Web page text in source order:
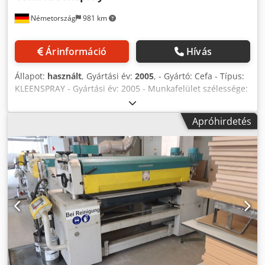
festékfelfogók: 2 db - Beépített permetezőfejek száma: 4 db
Permetezőfejek típusa: Kremlin Airmix AVX - Airmix
permetezőrendszer - Lakkpumpák száma: 1 db - Szivattyú
gyártója: Wagner Cobra 40/25 - Hossz: 3630 mm -
Szélesség: 3450 + 990 mm - Teljes csatlakoztatási
teljesítmény: 16 kW - Helyszín, nincs raktáron -
Feszültségingadozás max.: +/- 5% Poz. 3 Kivezető
hengerszalag: - Gyártó: Venjakob - Típus: Hengerszalag -
Gyártási év: 2014 - Sebesség: kb. 2,5–5 m/perc - Maximális
terhelés: 15 kg/m - Hossz: 2000 mm - Hengerek közötti
távolság: 150 m - Frekvenciaváltóval vezérelt *A képek csak
példák, nem az eredeti termék ábrázolása*
Németország 981 km
Árinformáció Hívás
Állapot: használt, Gyártási év: 2005, - Gyártó: Cefa - Típus:
KLEENSPRAY - Gyártási év: 2005 - Munkafelület szélessége:
1200 mm - Munkafelület magassága: 900 mm + - 20 mm -
Kezelőoldal: jobb - Ár: felújított gép esetén -
Fegyvermeghajtás: Duo kivitel - Magasságban állítható
permetezőfejek - Száraz elszívás - Elszívócső átmérő: 490 x
350 mm - Légáramlás: ~6500 m³/h - Papírtekercses
szállítórendszer - Adagolási sebesség, fokozatmentesen
szabályozható: 1,5 - 7 m/perc - PLC vezérlés
érintőképernyővel - Beépített permetezőfejek száma: 4 db -
Festékszivattyúk száma: 1 db - Alkalmas oldószeres
festékekhez - Alkalmas vízbázisú festékekhez - Hossz: 4300
mm - Szélesség: 3360 mm + 1850 mm - Magasság: 2700
mm - Teljes csatlakozási teljesítmény: ~7,1 kW / 28,6 A -
Feszültség, frekvencia: 400 / 50 - Helyszín: raktárban -
Feszültségingadozás max.: +/- 5% Dodpfxsxnbhvs Anpjkr
Apróhirdetés